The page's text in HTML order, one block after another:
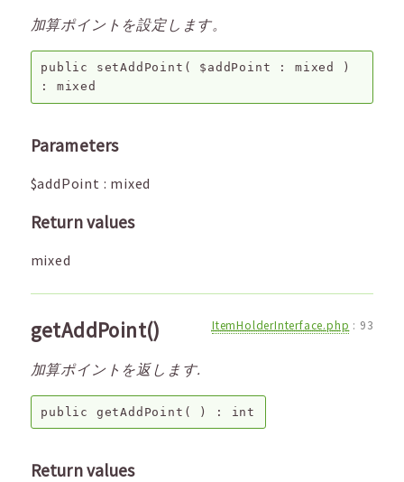
加算ポイントを設定します。
public setAddPoint ( $addPoint : mixed
)
: mixed
Parameters
$addPoint : mixed
Return values
mixed
getAddPoint() ItemHolderInterface.php : 93
加算ポイントを返します.
public getAddPoint ( ) : int
Return values